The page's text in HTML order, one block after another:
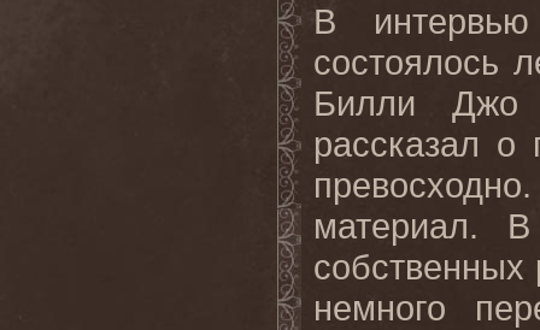
В
состоялось
Билли Джо
рассказал о
материал.
немного